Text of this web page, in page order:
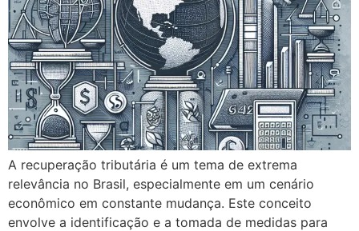
A recuperação tributária é um tema de extrema
relevância no Brasil, especialmente em um cenário
econômico em constante mudança. Este conceito
envolve a identificação e a tomada de medidas para